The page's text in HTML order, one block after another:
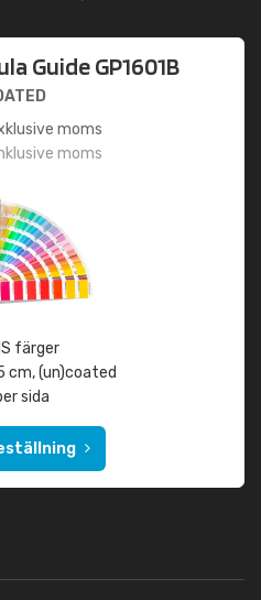
Guide GP1601B
moms
moms
färger
cm, (un)coated
sida